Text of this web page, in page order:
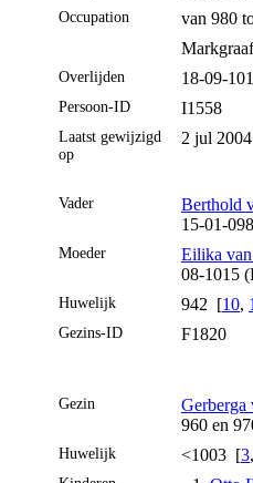
Occupation van 980
Overlijden 18-09-
Persoon-ID I1558
Laatst gewijzigd
op
2 jul 2004
Vader Berthold
15-01-
Moeder Eilika
08-1015
Huwelijk 942 [10,
Gezins-ID F1820
Gezin
960 en
Huwelijk <1003 [3,